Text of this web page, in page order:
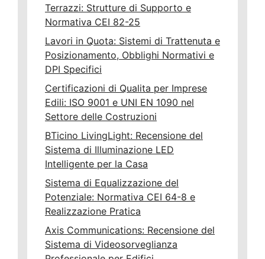
Terrazzi: Strutture di Supporto e
Normativa CEI 82-25
Lavori in Quota: Sistemi di Trattenuta e
Posizionamento, Obblighi Normativi e
DPI Specifici
Certificazioni di Qualita per Imprese
Edili: ISO 9001 e UNI EN 1090 nel
Settore delle Costruzioni
BTicino LivingLight: Recensione del
Sistema di Illuminazione LED
Intelligente per la Casa
Sistema di Equalizzazione del
Potenziale: Normativa CEI 64-8 e
Realizzazione Pratica
Axis Communications: Recensione del
Sistema di Videosorveglianza